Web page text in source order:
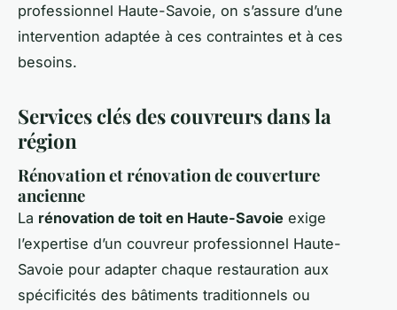
professionnel Haute-Savoie, on s’assure d’une
intervention adaptée à ces contraintes et à ces
besoins.
Services clés des couvreurs dans la
région
Rénovation et rénovation de couverture
ancienne
La rénovation de toit en Haute-Savoie exige
l’expertise d’un couvreur professionnel Haute-
Savoie pour adapter chaque restauration aux
spécificités des bâtiments traditionnels ou